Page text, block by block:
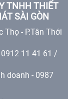
TNHH THIẾT
SÀI GÒN
Thọ - P.Tân Thới
11 41 61 /
doanh - 0987